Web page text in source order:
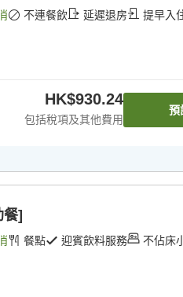
不連餐飲 延遲退房 提早入
HK$930.24
包括稅項及其他費用
預
]
餐點 迎賓飲料服務
不佔床